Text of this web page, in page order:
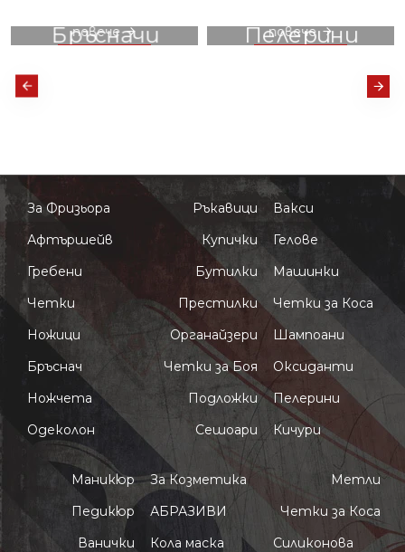
Престилки
За Фризьора
Афтършейв
Гребени
Четки
Ножици
Бръснач
Ножчета
Одеколон
Ръкавици
Купички
Бутилки
Престилки
Органайзери
Четки за Боя
Подложки
Сешоари
Вакси
Гелове
Машинки
Четки за Коса
Шампоани
Оксиданти
Пелерини
Кичури
Маникюр
Педикюр
Ванички
За Козметика
АБРАЗИВИ
Кола маска
Метли
Четки за Коса
Силиконова